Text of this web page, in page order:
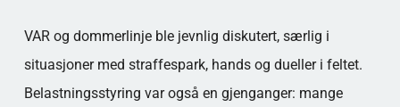
VAR og dommerlinje ble jevnlig diskutert, særlig i
situasjoner med straffespark, hands og dueller i feltet.
Belastningsstyring var også en gjenganger: mange